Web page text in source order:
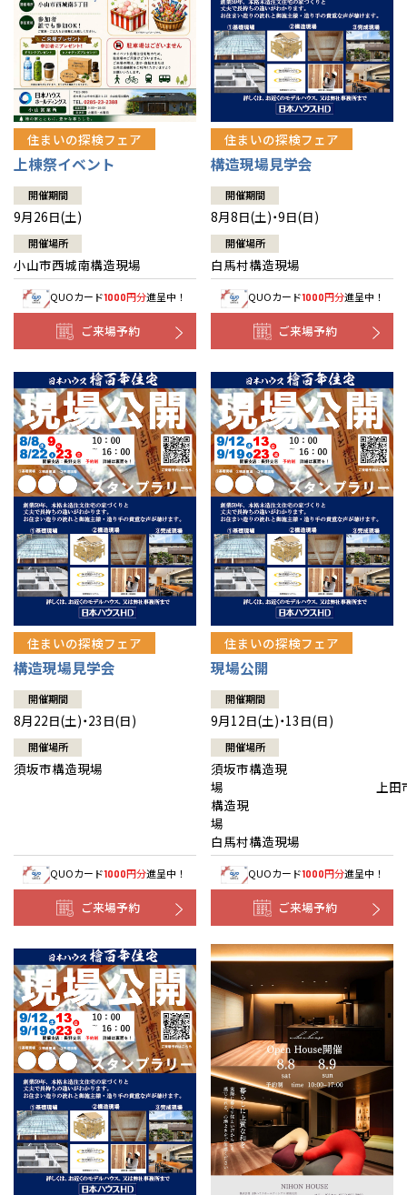
住まいの探検フェア
上棟祭イベント
開催期間
9月26日(土)
開催場所
小山市西城南構造現場
QUOカード1000円分進呈中！
ご来場予約
住まいの探検フェア
構造現場見学会
開催期間
8月8日(土)・9日(日)
開催場所
白馬村構造現場
QUOカード1000円分進呈中！
ご来場予約
住まいの探検フェア
構造現場見学会
開催期間
8月22日(土)・23日(日)
開催場所
須坂市構造現場
QUOカード1000円分進呈中！
ご来場予約
住まいの探検フェア
現場公開
開催期間
9月12日(土)・13日(日)
開催場所
須坂市構造現
場 上田
構造現
白馬村構造現場
QUOカード1000円分進呈中！
ご来場予約